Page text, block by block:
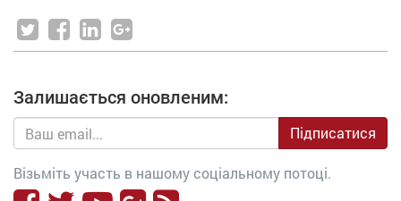
Залишається оновленим:
Підписатися
Візьміть участь в нашому соціальному потоці.